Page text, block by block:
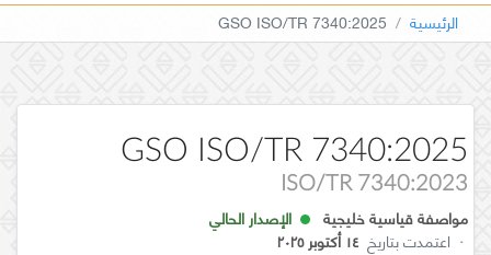
الرئيسية GSO ISO/TR 7340:2025
GSO ISO/TR 7340:2025
ISO/TR 7340:2023
مواصفة قياسية خليجية
الإصدار الحالي
· اعتمدت بتاريخ ١٤ أكتوبر ٢٠٢٥